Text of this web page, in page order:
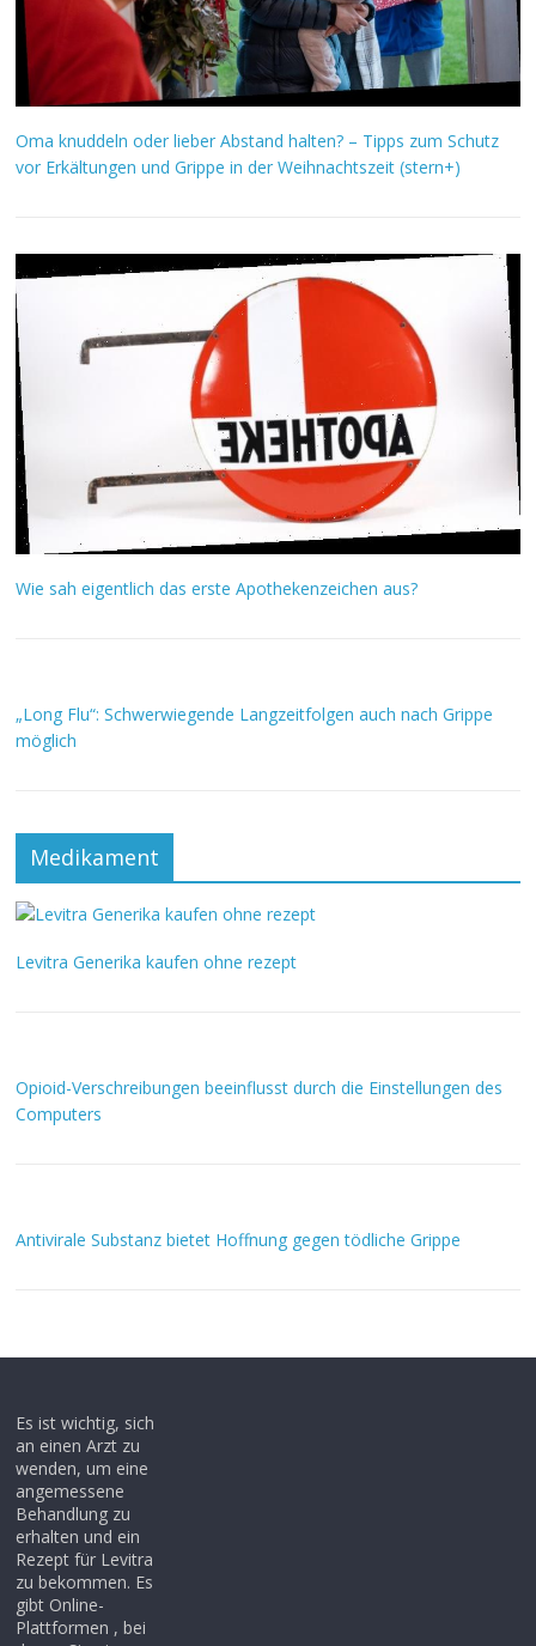
Oma knuddeln oder lieber Abstand halten? – Tipps zum Schutz
vor Erkältungen und Grippe in der Weihnachtszeit (stern+)
Wie sah eigentlich das erste Apothekenzeichen aus?
„Long Flu“: Schwerwiegende Langzeitfolgen auch nach Grippe
möglich
Medikament
Levitra Generika kaufen ohne rezept
Opioid-Verschreibungen beeinflusst durch die Einstellungen des
Computers
Antivirale Substanz bietet Hoffnung gegen tödliche Grippe
Es ist wichtig, sich
an einen Arzt zu
wenden, um eine
angemessene
Behandlung zu
erhalten und ein
Rezept für Levitra
zu bekommen. Es
gibt Online-
Plattformen , bei